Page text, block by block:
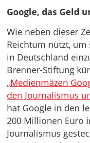
Google, das Geld
Wie neben dieser
Reichtum nutzt,
in Deutschland
Brenner-Stiftung
„Medienmäzen
den Journalismus
hat Google in den
200 Millionen Euro
Journalismus